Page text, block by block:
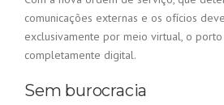
comunicações externas e os ofícios
exclusivamente por meio virtual, o
completamente digital.
Sem burocracia